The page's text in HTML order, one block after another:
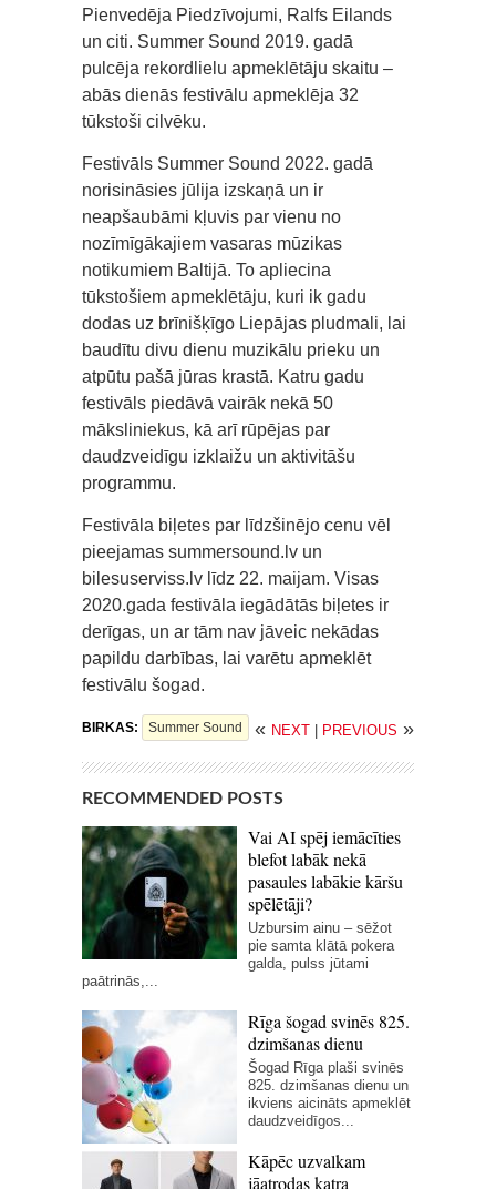
Pienvedēja Piedzīvojumi, Ralfs Eilands
un citi. Summer Sound 2019. gadā
pulcēja rekordlielu apmeklētāju skaitu –
abās dienās festivālu apmeklēja 32
tūkstoši cilvēku.
Festivāls Summer Sound 2022. gadā
norisināsies jūlija izskaņā un ir
neapšaubāmi kļuvis par vienu no
nozīmīgākajiem vasaras mūzikas
notikumiem Baltijā. To apliecina
tūkstošiem apmeklētāju, kuri ik gadu
dodas uz brīnišķīgo Liepājas pludmali, lai
baudītu divu dienu muzikālu prieku un
atpūtu pašā jūras krastā. Katru gadu
festivāls piedāvā vairāk nekā 50
māksliniekus, kā arī rūpējas par
daudzveidīgu izklaižu un aktivitāšu
programmu.
Festivāla biļetes par līdzšinējo cenu vēl
pieejamas summersound.lv un
bilesuserviss.lv līdz 22. maijam. Visas
2020.gada festivāla iegādātās biļetes ir
derīgas, un ar tām nav jāveic nekādas
papildu darbības, lai varētu apmeklēt
festivālu šogad.
BIRKAS: Summer Sound « NEXT PREVIOUS »
RECOMMENDED POSTS
Vai AI spēj iemācīties
blefot labāk nekā
pasaules labākie kāršu
spēlētāji?
Uzbursim ainu – sēžot
pie samta klātā pokera
galda, pulss jūtami
paātrinās,...
Rīga šogad svinēs 825.
dzimšanas dienu
Šogad Rīga plaši svinēs
825. dzimšanas dienu un
ikviens aicināts apmeklēt
daudzveidīgos...
Kāpēc uzvalkam
jāatrodas katra